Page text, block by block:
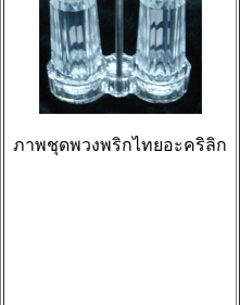
ภาพชุดพวงพริกไทยอะคริลิก